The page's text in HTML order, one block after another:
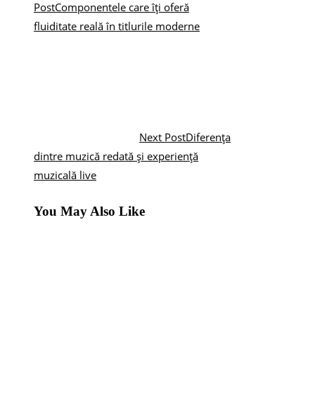
PostComponentele care îți oferă
fluiditate reală în titlurile moderne
Next PostDiferența
dintre muzică redată și experiență
muzicală live
You May Also Like